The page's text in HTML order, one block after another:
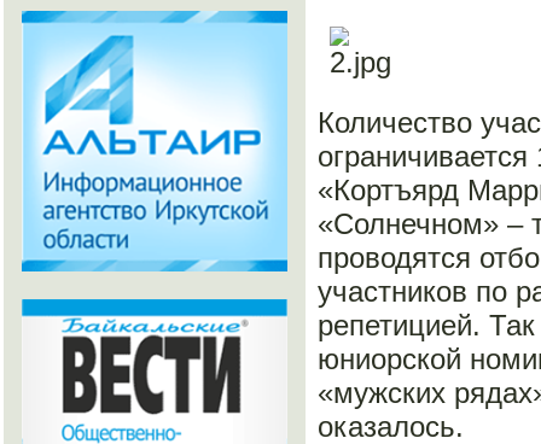
Количество
«Кортъярд
«Солнечном» –
проводятся
участников по
репетицией.
юниорской
«мужских
оказалось.